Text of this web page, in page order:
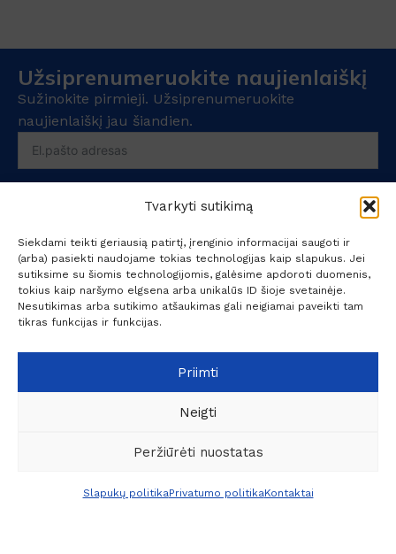
Tvarkyti sutikimą
Siekdami teikti geriausią patirtį, įrenginio informacijai saugoti ir
(arba) pasiekti naudojame tokias technologijas kaip slapukus. Jei
sutiksime su šiomis technologijomis, galėsime apdoroti duomenis,
tokius kaip naršymo elgsena arba unikalūs ID šioje svetainėje.
Nesutikimas arba sutikimo atšaukimas gali neigiamai paveikti tam
tikras funkcijas ir funkcijas.
Priimti
Neigti
Peržiūrėti nuostatas
Slapukų politikaPrivatumo politikaKontaktai
Užsiprenumeruokite naujienlaiškį
Sužinokite pirmieji. Užsiprenumeruokite
naujienlaiškį jau šiandien.
UAB "Kokybiški sprendimai verslui" - specializuojasi
profesionalių koncentruotų cheminių valymo priemonių,